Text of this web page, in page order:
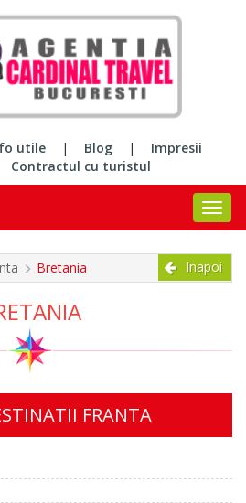
utile | Blog |
Impresii
Contractul cu turistul
Bretania Inapoi
FRANTA